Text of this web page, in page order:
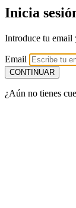
Inicia
Introduce tu email
Email
¿Aún no tienes